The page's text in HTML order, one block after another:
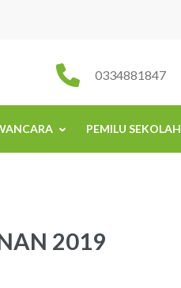
0334881847
PEMILU SEKOLAH
2019